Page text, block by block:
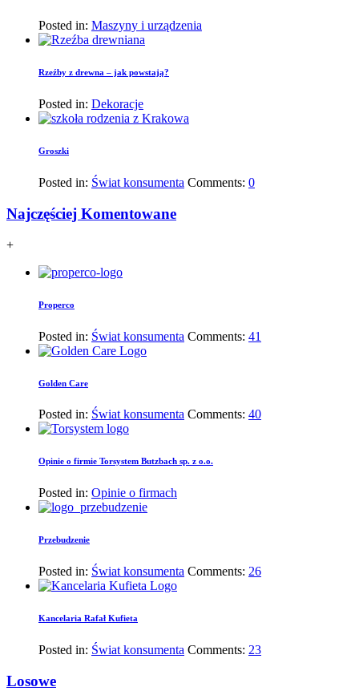
Posted in: Maszyny i urządzenia
Rzeźby z drewna – jak powstają?
Posted in: Dekoracje
Groszki
Posted in: Świat konsumenta Comments: 0
Najczęściej Komentowane
+
Properco
Posted in: Świat konsumenta Comments: 41
Golden Care
Posted in: Świat konsumenta Comments: 40
Opinie o firmie Torsystem Butzbach sp. z o.o.
Posted in: Opinie o firmach
Przebudzenie
Posted in: Świat konsumenta Comments: 26
Kancelaria Rafał Kufieta
Posted in: Świat konsumenta Comments: 23
Losowe